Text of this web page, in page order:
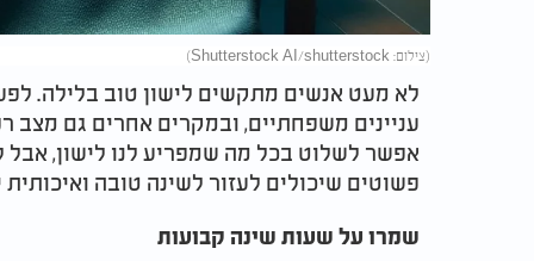
(צילום: Shutterstock AI/shutterstock)
לא מעט אנשים מתקשים לישון טוב בלילה.
עניינים משפחתיים, ובמקרים אחרים גם מצב
אפשר לשלוט בכל מה שמפריע לנו לישון, אבל
פשוטים שיכולים לעזור לשינה טובה ואיכותית
שמרו על שעות שינה קבועות